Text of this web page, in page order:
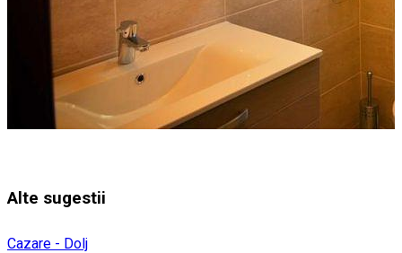
Alte sugestii
Cazare - Dolj